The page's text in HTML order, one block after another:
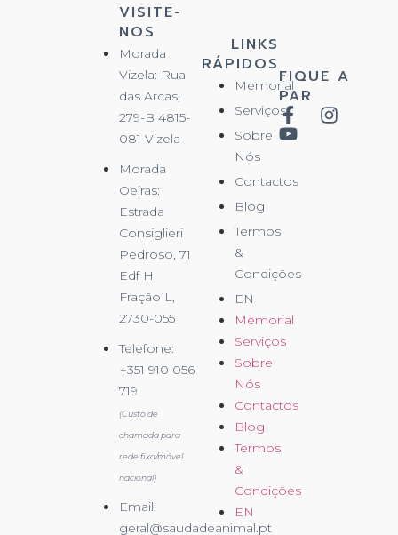
VISITE-
NOS
Morada
Vizela: Rua
das Arcas,
279-B 4815-
081 Vizela
Morada
Oeiras:
Estrada
Consiglieri
Pedroso, 71
Edf H,
Fração L,
2730-055
Telefone:
+351 910 056
719
(Custo de
chamada para
rede fixa/móvel
nacional)
Email:
geral@saudadeanimal.pt
LINKS
RÁPIDOS
Memorial
Serviços
Sobre
Nós
Contactos
Blog
Termos
&
Condições
EN
Memorial
Serviços
Sobre
Nós
Contactos
Blog
Termos
&
Condições
EN
FIQUE A
PAR